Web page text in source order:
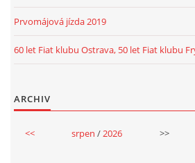
Prvomájová jízda 2019
60 let Fiat klubu Ostrava, 50 let Fiat klubu
ARCHIV
<< srpen / 2026 >>